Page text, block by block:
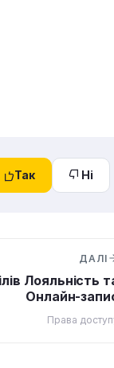
Так Ні
ДАЛІ
Лояльність
Онлайн-
Права